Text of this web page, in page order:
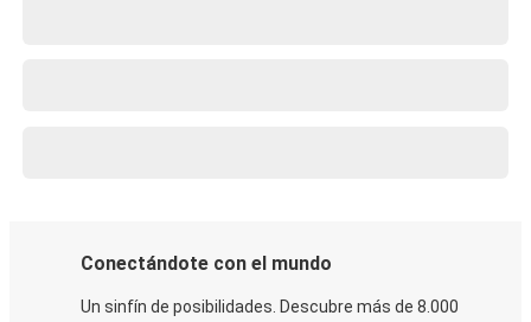
Conectándote con el mundo
Un sinfín de posibilidades. Descubre más de 8.000